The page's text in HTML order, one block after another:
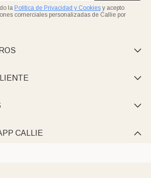
la Política de Privacidad y Cookies y acepto
comerciales personalizadas de Callie por



CALLIE 